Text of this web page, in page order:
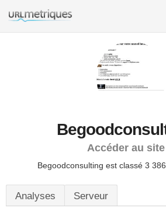
Accéder au site
Begoodconsulting est classé 3
Analyses Serveur